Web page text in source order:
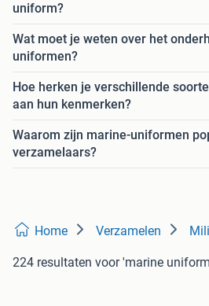
uniform?
Wat moet je weten over het
uniformen?
Hoe herken je verschillende
aan hun kenmerken?
Waarom zijn marine-uniformen
verzamelaars?
Home Verzamelen
224 resultaten voor 'marine